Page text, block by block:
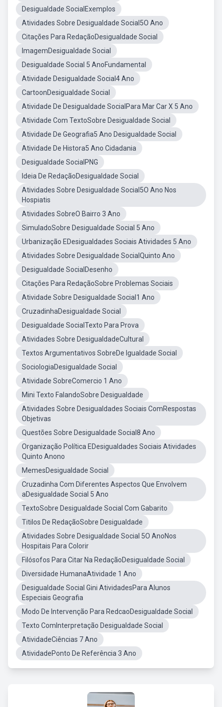
Desigualdade SocialExemplos
Atividades Sobre Desigualdade Social5O Ano
Citações Para RedaçãoDesigualdade Social
ImagemDesigualdade Social
Desigualdade Social 5 AnoFundamental
Atividade Desigualdade Social4 Ano
CartoonDesigualdade Social
Atividade De Desigualdade SocialPara Mar Car X 5 Ano
Atividade Com TextoSobre Desigualdade Social
Atividade De Geografia5 Ano Desigualdade Social
Atividade De Histora5 Ano Cidadania
Desigualdade SocialPNG
Ideia De RedaçãoDesigualdade Social
Atividades Sobre Desigualdade Social5O Ano Nos
Hospiatis
Atividades SobreO Bairro 3 Ano
SimuladoSobre Desigualdade Social 5 Ano
Urbanização EDesigualdades Sociais Atividades 5 Ano
Atividades Sobre Desigualdade SocialQuinto Ano
Desigualdade SocialDesenho
Citações Para RedaçãoSobre Problemas Sociais
Atividade Sobre Desigualdade Social1 Ano
CruzadinhaDesigualdade Social
Desigualdade SocialTexto Para Prova
Atividades Sobre DesigualdadeCultural
Textos Argumentativos SobreDe Igualdade Social
SociologiaDesigualdade Social
Atividade SobreComercio 1 Ano
Mini Texto FalandoSobre Desigualdade
Atividades Sobre Desigualdades Sociais ComRespostas
Objetivas
Questões Sobre Desigualdade Social8 Ano
Organização Política EDesigualdades Sociais Atividades
Quinto Anono
MemesDesigualdade Social
Cruzadinha Com Diferentes Aspectos Que Envolvem
aDesigualdade Social 5 Ano
TextoSobre Desigualdade Social Com Gabarito
Titilos De RedaçãoSobre Desigualdade
Atividades Sobre Desigualdade Social 5O AnoNos
Hospitais Para Colorir
Filósofos Para Citar Na RedaçãoDesigualdade Social
Diversidade HumanaAtividade 1 Ano
Desigualdade Social Gini AtividadesPara Alunos
Especiais Geografia
Modo De Intervenção Para RedcaoDesigualdade Social
Texto ComInterpretação Desigualdade Social
AtividadeCiências 7 Ano
AtividadePonto De Referência 3 Ano